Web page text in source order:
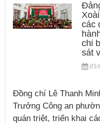
các
chi
sát
05/
Đồng chí Lê Thanh
Trưởng Công an
quán triệt, triển khai